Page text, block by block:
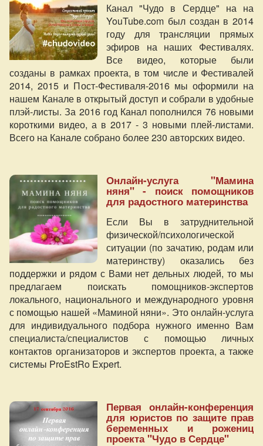
Канал "Чудо в Сердце" на на
YouTube.com был создан в 2014
году для трансляции прямых
эфиров на наших Фестивалях.
Все видео, которые были
созданы в рамках проекта, в том числе и Фестивалей
2014, 2015 и Пост-Фестиваля-2016 мы оформили на
нашем Канале в открытый доступ и собрали в удобные
плэй-листы. За 2016 год Канал пополнился 76 новыми
короткими видео, а в 2017 - 3 новыми плей-листами.
Всего на Канале собрано более 230 авторских видео.
Онлайн-услуга "Мамина
няня" - поиск помощников
для радостного материнства
Если Вы в затруднительной
физической/психологической
ситуации (по зачатию, родам или
материнству) оказались без
поддержки и рядом с Вами нет дельных людей, то мы
предлагаем поискать помощников-экспертов
локального, национального и международного уровня
с помощью нашей «Маминой няни». Это онлайн-услуга
для индивидуального подбора нужного именно Вам
специалиста/специалистов с помощью личных
контактов организаторов и экспертов проекта, а также
системы ProEstRo Expert.
Первая онлайн-конференция
для юристов по защите прав
беременных и рожениц
проекта "Чудо в Сердце"